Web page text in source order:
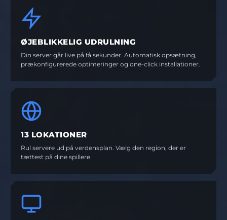
ØJEBLIKKELIG UDRULNING
Din server går live på få sekunder. Automatisk opsætning,
prækonfigurerede optimeringer og one-click installationer.
13 LOKATIONER
Rul servere ud på verdensplan. Vælg den region, der er
tættest på dine spillere.